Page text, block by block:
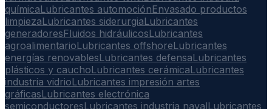
químicaLubricantes automociónEnvasado productos
limpiezaLubricantes siderurgiaLubricantes
generadoresFluidos hidráulicosLubricantes
agroalimentarioLubricantes offshoreLubricantes
energías renovablesLubricantes defensaLubricantes
plásticos y cauchoLubricantes cerámicaLubricantes
industria vidrioLubricantes impresión artes
gráficasLubricantes electrónica
semiconductoresLubricantes industria navalLubricantes